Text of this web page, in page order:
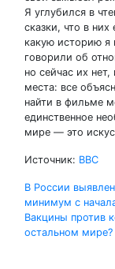
Я углубился в
сказки, что в них
какую историю я
говорили об
но сейчас их
места: все
найти в фильме
единственное
мире — это
Источник: BBC
по
В России
минимум с
Вакцины против
остальном мире?